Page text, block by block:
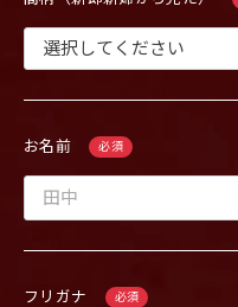
お名前 必須
フリガナ 必須